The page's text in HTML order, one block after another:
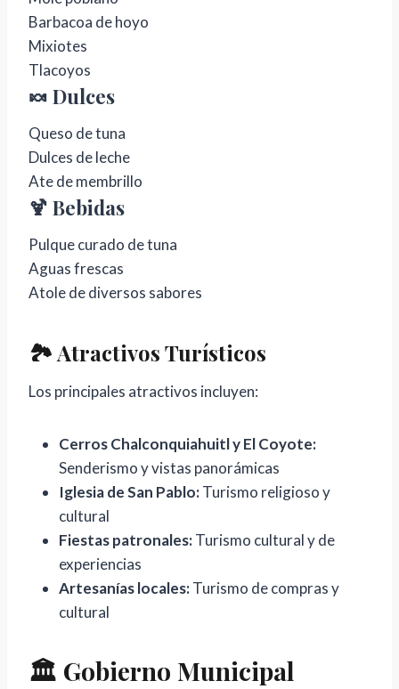
Barbacoa de hoyo
Mixiotes
Tlacoyos
🍬 Dulces
Queso de tuna
Dulces de leche
Ate de membrillo
🍹 Bebidas
Pulque curado de tuna
Aguas frescas
Atole de diversos sabores
🏞️ Atractivos Turísticos
Los principales atractivos incluyen:
Cerros Chalconquiahuitl y El Coyote:
Senderismo y vistas panorámicas
Iglesia de San Pablo:Turismo religioso y
cultural
Fiestas patronales:Turismo cultural y de
experiencias
Artesanías locales:Turismo de compras y
cultural
🏛️ Gobierno Municipal